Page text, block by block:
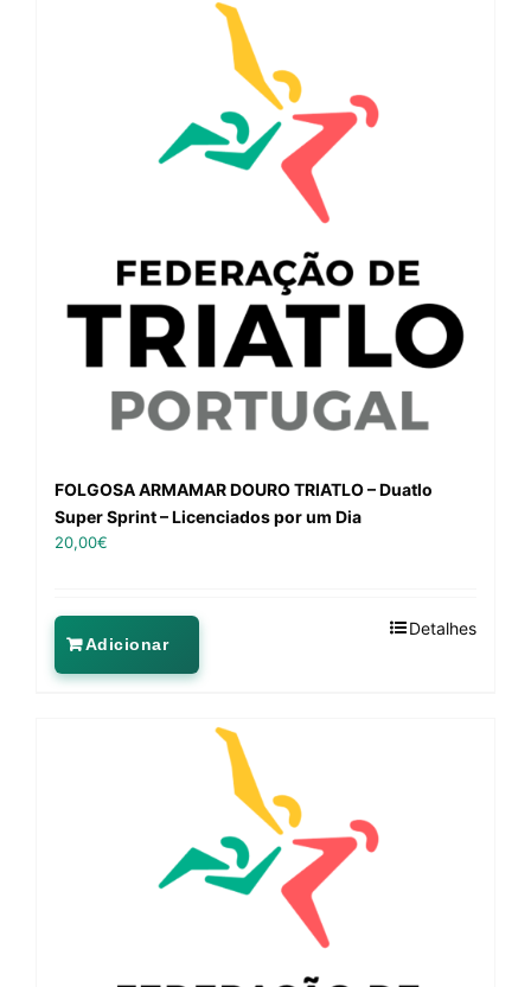
FOLGOSA ARMAMAR DOURO TRIATLO – Duatlo
Super Sprint – Licenciados por um Dia
20,00€
Adicionar
Detalhes